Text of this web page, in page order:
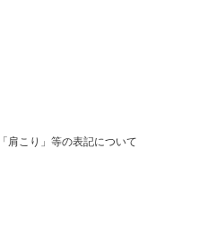
肩こり」等の表記について